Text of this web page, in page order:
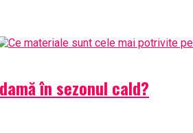
în sezonul cald?